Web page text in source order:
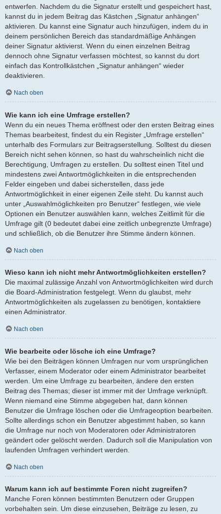
entwerfen. Nachdem du die Signatur erstellt und gespeichert hast,
kannst du in jedem Beitrag das Kästchen „Signatur anhängen“
aktivieren. Du kannst eine Signatur auch hinzufügen, indem du in
deinem persönlichen Bereich das standardmäßige Anhängen
deiner Signatur aktivierst. Wenn du einen einzelnen Beitrag
dennoch ohne Signatur verfassen möchtest, so kannst du dort
einfach das Kontrollkästchen „Signatur anhängen“ wieder
deaktivieren.
Nach oben
Wie kann ich eine Umfrage erstellen?
Wenn du ein neues Thema eröffnest oder den ersten Beitrag eines
Themas bearbeitest, findest du ein Register „Umfrage erstellen“
unterhalb des Formulars zur Beitragserstellung. Solltest du diesen
Bereich nicht sehen können, so hast du wahrscheinlich nicht die
Berechtigung, Umfragen zu erstellen. Du solltest einen Titel und
mindestens zwei Antwortmöglichkeiten in die entsprechenden
Felder eingeben und dabei sicherstellen, dass jede
Antwortmöglichkeit in einer eigenen Zeile steht. Du kannst auch
unter „Auswahlmöglichkeiten pro Benutzer“ festlegen, wie viele
Optionen ein Benutzer auswählen kann, welches Zeitlimit für die
Umfrage gilt (0 bedeutet dabei eine zeitlich unbegrenzte Umfrage)
und schließlich, ob die Benutzer ihre Stimme ändern können.
Nach oben
Wieso kann ich nicht mehr Antwortmöglichkeiten erstellen?
Die maximal zulässige Anzahl von Antwortmöglichkeiten wird durch
die Board-Administration festgelegt. Wenn du glaubst, mehr
Antwortmöglichkeiten als zugelassen zu benötigen, kontaktiere
einen Administrator.
Nach oben
Wie bearbeite oder lösche ich eine Umfrage?
Wie bei den Beiträgen können Umfragen nur vom ursprünglichen
Verfasser, einem Moderator oder einem Administrator bearbeitet
werden. Um eine Umfrage zu bearbeiten, ändere den ersten
Beitrag des Themas; dieser ist immer mit der Umfrage verknüpft.
Wenn niemand eine Stimme abgegeben hat, dann können
Benutzer die Umfrage löschen oder die Umfrageoption bearbeiten.
Sollte allerdings schon ein Benutzer abgestimmt haben, so kann
die Umfrage nur noch von Moderatoren oder Administratoren
geändert oder gelöscht werden. Dadurch soll die Manipulation von
laufenden Umfragen verhindert werden.
Nach oben
Warum kann ich auf bestimmte Foren nicht zugreifen?
Manche Foren können bestimmten Benutzern oder Gruppen
vorbehalten sein. Um diese einzusehen, Beiträge zu lesen, zu